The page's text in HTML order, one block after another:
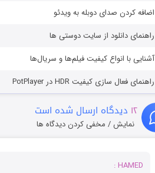
اضافه کردن صدای دوبله به ویدئو
راهنمای دانلود از سایت دوستی ها
آشنایی با انواع کیفیت فیلم‌ها و سریال‌ها
راهنمای فعال سازی کیفیت HDR در PotPlayer
۱۲ دیدگاه ارسال شده است
نمایش / مخفی کردن دیدگاه ها
HAMED :